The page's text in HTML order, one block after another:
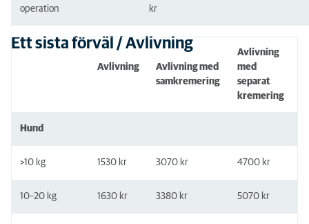
operation
kr
Ett sista förväl / Avlivning
Avlivning
Avlivning med
samkremering
Avlivning
med
separat
kremering
Hund
>10 kg 1530 kr 3070 kr 4700 kr
10–20 kg 1630 kr 3380 kr 5070 kr